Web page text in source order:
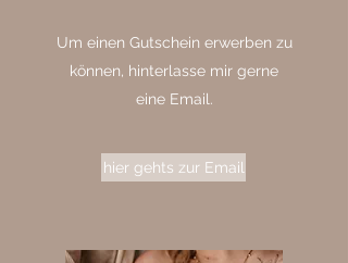
Um einen Gutschein erwerben zu
können, hinterlasse mir gerne
eine Email.
hier gehts zur Email